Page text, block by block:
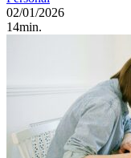
02/01/2026
14min.